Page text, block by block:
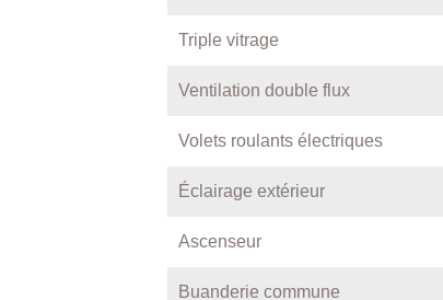
Triple vitrage
Ventilation double flux
Volets roulants électriques
Éclairage extérieur
Ascenseur
Buanderie commune